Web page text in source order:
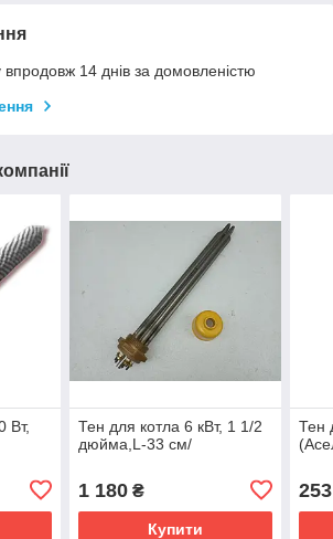
14 днів за домовленістю
Вт,
Тен для котла 6 кВт, 1 1/2
дюйма,L-33 см/
1 180₴
Купити
Тен
253